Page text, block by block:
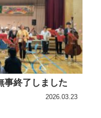
終了しました
2026.03.23